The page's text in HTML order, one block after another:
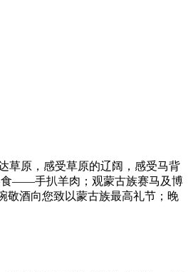
草原，感受草原的辽阔，感受马背
食——手扒羊肉；观蒙古族赛马及博
敬酒向您致以蒙古族最高礼节；晚